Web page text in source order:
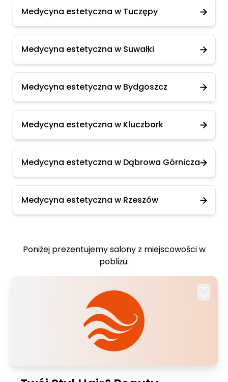
Medycyna estetyczna w Tuczępy
Medycyna estetyczna w Suwałki
Medycyna estetyczna w Bydgoszcz
Medycyna estetyczna w Kluczbork
Medycyna estetyczna w Dąbrowa Górnicza
Medycyna estetyczna w Rzeszów
Poniżej prezentujemy salony z miejscowości w
pobliżu: